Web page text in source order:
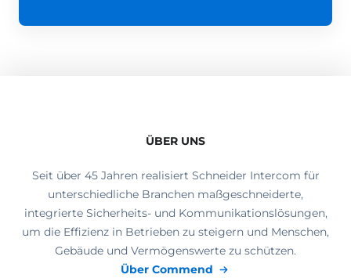
ÜBER UNS
Seit über 45 Jahren realisiert Schneider Intercom für
unterschiedliche Branchen maßgeschneiderte,
integrierte Sicherheits- und Kommunikationslösungen,
um die Effizienz in Betrieben zu steigern und Menschen,
Gebäude und Vermögenswerte zu schützen.
Über Commend